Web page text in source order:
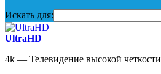
Искать для:
UltraHD
4k — Телевидение высокой четкости